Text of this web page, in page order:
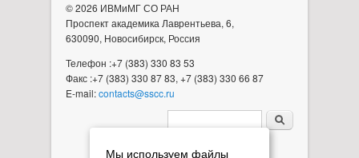
Мы используем файлы
© 2026 ИВМиМГ СО РАН
Проспект академика Лаврентьева, 6,
630090, Новосибирск, Россия
Телефон :+7 (383) 330 83 53
Факс :+7 (383) 330 87 83, +7 (383) 330 66 87
E-mail:contacts@sscc.ru
Форма поиска